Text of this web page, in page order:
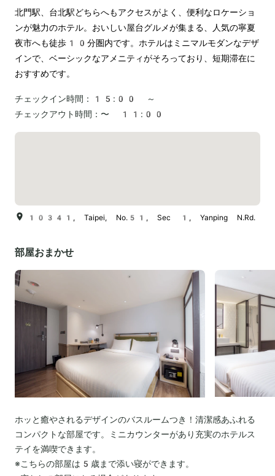
北門駅、台北駅どちらへもアクセスがよく、便利なロケーショ
ンが魅力のホテル。おいしい屋台グルメが集まる、人気の寧夏
夜市へも徒歩10分圏内です。ホテルはミニマルモダンなデザ
インで、ベーシックなアメニティがそろっており、短期滞在に
おすすめです。
チェックイン時間：
15:00 ～
チェックアウト時間： 〜 11:00
10341, Taipei, No.51, Sec 1, Yanping N.Rd.
部屋おまかせ
ホッと癒やされるデザインのバスルームつき！清潔感あふれる
コンパクトな部屋です。ミニカウンターがあり充実のホテルス
テイを満喫できます。
※こちらの部屋は5歳まで添い寝ができます。